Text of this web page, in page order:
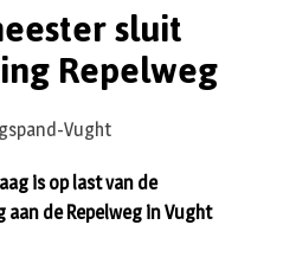
sluit
Repelweg
is op last van de
de Repelweg in Vught